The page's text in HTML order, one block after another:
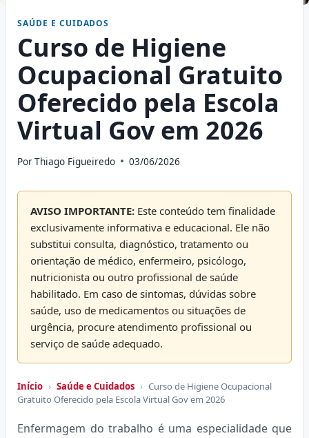
SAÚDE E CUIDADOS
Curso de Higiene
Ocupacional Gratuito
Oferecido pela Escola
Virtual Gov em 2026
PorThiago Figueiredo 03/06/2026
AVISO IMPORTANTE: Este conteúdo tem finalidade
exclusivamente informativa e educacional. Ele não
substitui consulta, diagnóstico, tratamento ou
orientação de médico, enfermeiro, psicólogo,
nutricionista ou outro profissional de saúde
habilitado. Em caso de sintomas, dúvidas sobre
saúde, uso de medicamentos ou situações de
urgência, procure atendimento profissional ou
serviço de saúde adequado.
Início › Saúde e Cuidados › Curso de Higiene Ocupacional
Gratuito Oferecido pela Escola Virtual Gov em 2026
Enfermagem do trabalho é uma especialidade que